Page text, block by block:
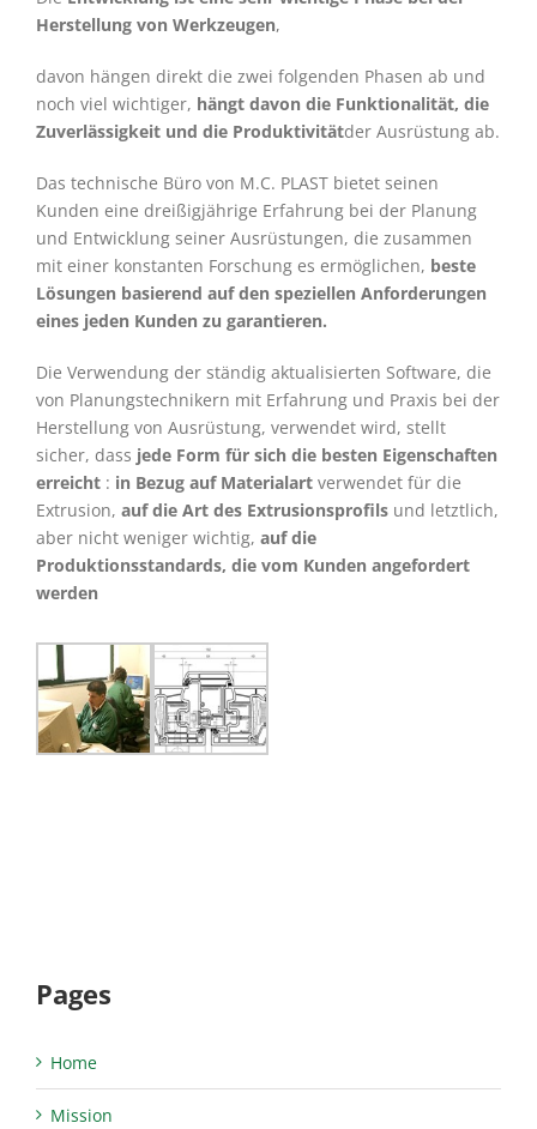
Herstellung von Werkzeugen,
davon hängen direkt die zwei folgenden Phasen ab und
noch viel wichtiger, hängt davon die Funktionalität, die
Zuverlässigkeit und die Produktivitätder Ausrüstung ab.
Das technische Büro von M.C. PLAST bietet seinen
Kunden eine dreißigjährige Erfahrung bei der Planung
und Entwicklung seiner Ausrüstungen, die zusammen
mit einer konstanten Forschung es ermöglichen, beste
Lösungen basierend auf den speziellen Anforderungen
eines jeden Kunden zu garantieren.
Die Verwendung der ständig aktualisierten Software, die
von Planungstechnikern mit Erfahrung und Praxis bei der
Herstellung von Ausrüstung, verwendet wird, stellt
sicher, dass jede Form für sich die besten Eigenschaften
erreicht : in Bezug auf Materialart verwendet für die
Extrusion, auf die Art des Extrusionsprofils und letztlich,
aber nicht weniger wichtig, auf die
Produktionsstandards, die vom Kunden angefordert
werden
Pages
Home
Mission